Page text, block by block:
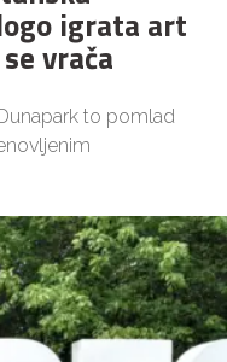
igrata art
vrača
to pomlad